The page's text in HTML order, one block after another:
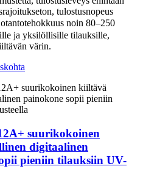
tulostusnopeus
noin 80–250
ja yksilöllisille tilauksille,
värin.
suurikokoinen
digitaalinen
pieniin tilauksiin UV-